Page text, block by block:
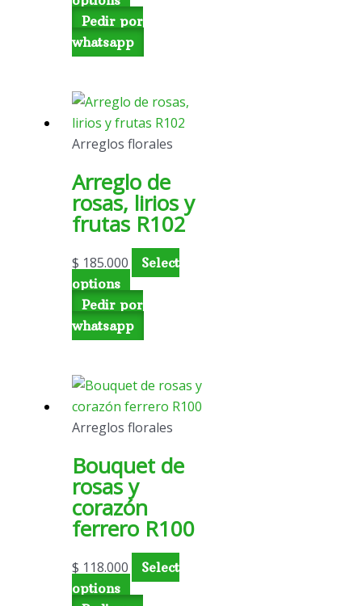
Pedir por
whatsapp
Arreglos florales
Arreglo de
rosas, lirios y
frutas R102
$ 185.000
Select
options
Pedir por
whatsapp
Arreglos florales
Bouquet de
rosas y
corazón
ferrero R100
$ 118.000
Select
options